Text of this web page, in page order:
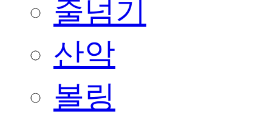
줄넘기
산악
볼링